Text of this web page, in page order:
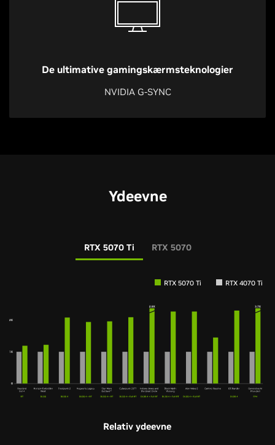
De ultimative gamingskærmsteknologier
NVIDIA G-SYNC
Ydeevne
RTX 5070 Ti RTX 5070
RTX 5070 Ti RTX 4070 Ti
Relativ ydeevne